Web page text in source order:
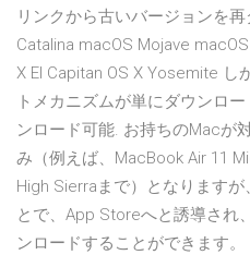
リンクから古いバージョンを
Catalina macOS Mojave
X El Capitan OS X Yosemite し
トメカニズムが単にダウンロ
ンロード可能. お持ちのMacが
み（例えば、MacBook Air 11
High Sierraまで）となります
とで、App Storeへと誘導され
ンロードすることができます。